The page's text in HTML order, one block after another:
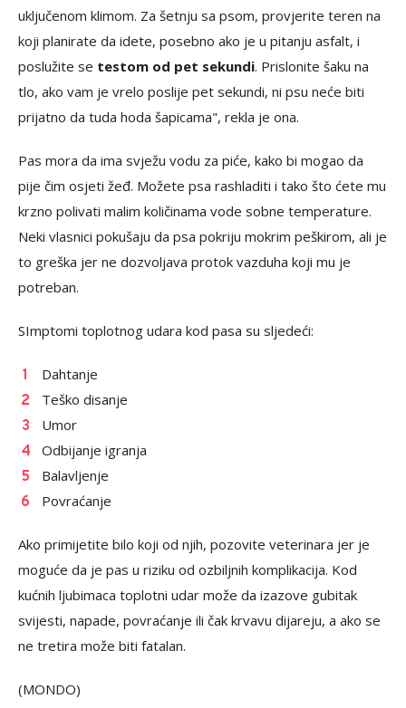
uključenom klimom. Za šetnju sa psom, provjerite teren na
koji planirate da idete, posebno ako je u pitanju asfalt, i
poslužite se testom od pet sekundi. Prislonite šaku na
tlo, ako vam je vrelo poslije pet sekundi, ni psu neće biti
prijatno da tuda hoda šapicama", rekla je ona.
Pas mora da ima svježu vodu za piće, kako bi mogao da
pije čim osjeti žeđ. Možete psa rashladiti i tako što ćete mu
krzno polivati malim količinama vode sobne temperature.
Neki vlasnici pokušaju da psa pokriju mokrim peškirom, ali je
to greška jer ne dozvoljava protok vazduha koji mu je
potreban.
SImptomi toplotnog udara kod pasa su sljedeći:
Dahtanje
Teško disanje
Umor
Odbijanje igranja
Balavljenje
Povraćanje
Ako primijetite bilo koji od njih, pozovite veterinara jer je
moguće da je pas u riziku od ozbiljnih komplikacija. Kod
kućnih ljubimaca toplotni udar može da izazove gubitak
svijesti, napade, povraćanje ili čak krvavu dijareju, a ako se
ne tretira može biti fatalan.
(MONDO)